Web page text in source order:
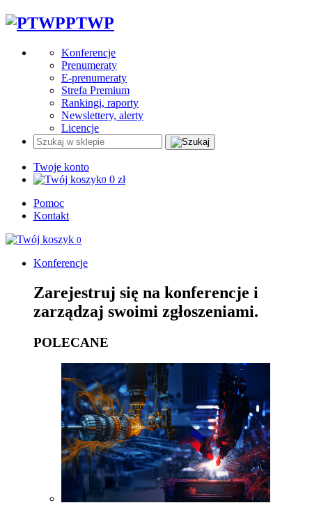
PTWP
Konferencje
Prenumeraty
E-prenumeraty
Strefa Premium
Rankingi, raporty
Newslettery, alerty
Licencje
Twoje konto
0 0 zł
Pomoc
Kontakt
0
Konferencje
Zarejestruj się na konferencje i
zarządzaj swoimi zgłoszeniami.
POLECANE